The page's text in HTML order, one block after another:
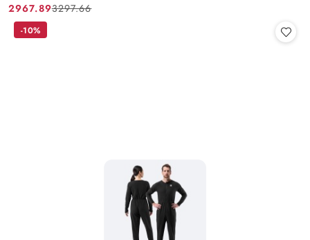
Cena
promocyjna:
2967.89
Cena
przed
3297.66
-10%